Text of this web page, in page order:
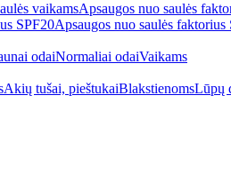
vaikamsApsaugos nuo saulės
SPF20Apsaugos nuo saulės faktorius
odaiNormaliai odaiVaikams
Akių tušai, pieštukaiBlakstienomsLūpų